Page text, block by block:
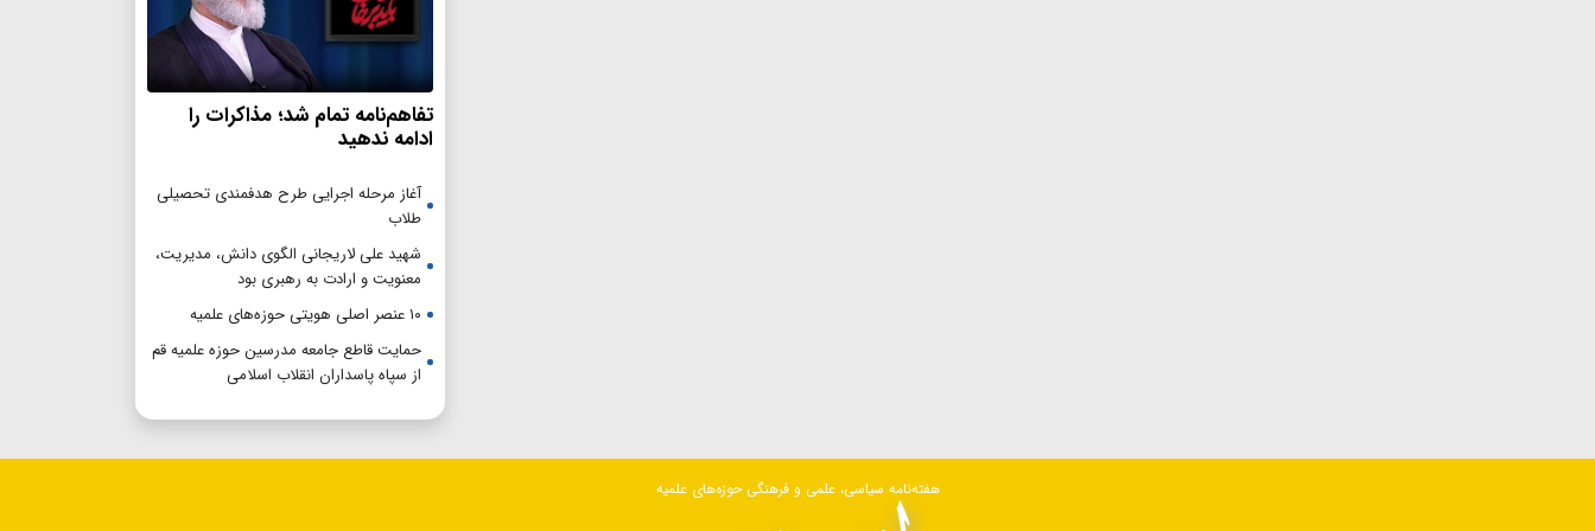
تفاهم‌نامه تمام شد؛ مذاکرات را
ادامه ندهید
آغاز مرحله اجرایی طرح هدفمندی تحصیلی
طلاب
شهید علی لاریجانی الگوی دانش، مدیریت،
معنویت و ارادت به رهبری بود
۱۰ عنصر اصلی هویتی حوزه‌های علمیه
حمایت قاطع جامعه مدرسین حوزه علمیه قم
از سپاه پاسداران انقلاب اسلامی
هفته‌نامه سیاسی، علمی و فرهنگی حوزه‌های علمیه